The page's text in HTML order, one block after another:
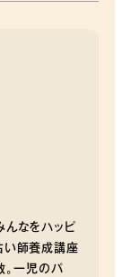
んなをハッピ
い師養成講座
。一児のパ